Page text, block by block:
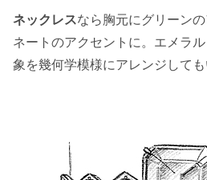
ネックレスなら胸元にグリーン
ネートのアクセントに。エメラ
象を幾何学模様にアレンジしても